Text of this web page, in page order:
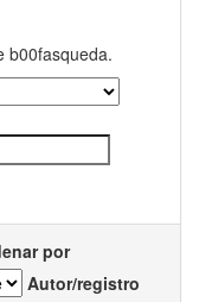
b00fasqueda.
por
Autor/registro